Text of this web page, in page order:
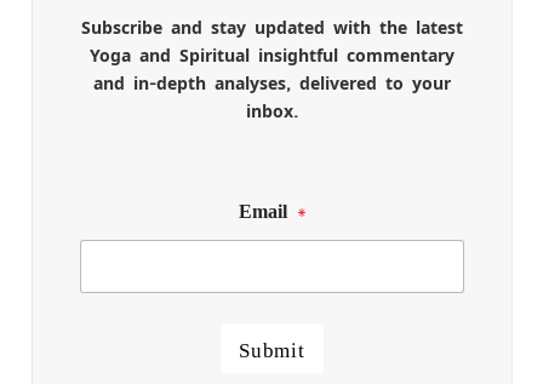
Subscribe and stay updated with the latest
Yoga and Spiritual insightful commentary
and in-depth analyses, delivered to your
inbox.
Email *
Submit